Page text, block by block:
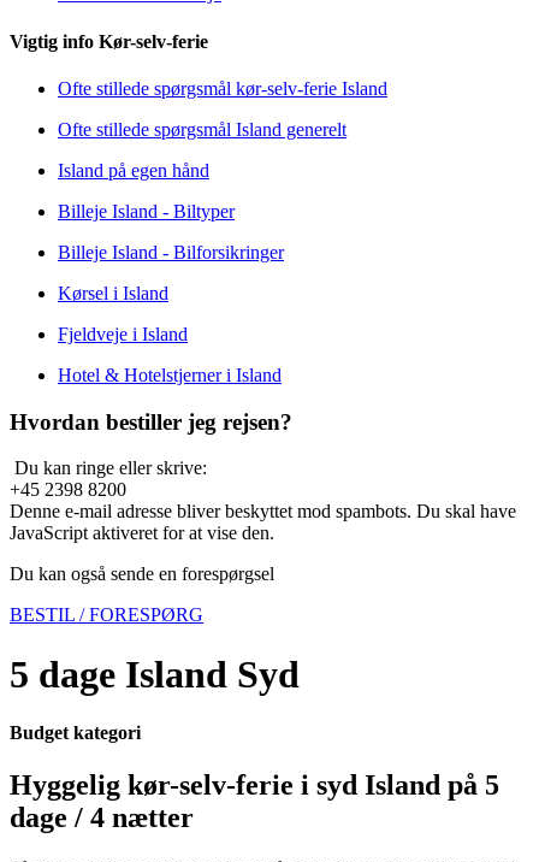
Vigtig info Kør-selv-ferie
Ofte stillede spørgsmål kør-selv-ferie Island
Ofte stillede spørgsmål Island generelt
Island på egen hånd
Billeje Island - Biltyper
Billeje Island - Bilforsikringer
Kørsel i Island
Fjeldveje i Island
Hotel & Hotelstjerner i Island
Hvordan bestiller jeg rejsen?
Du kan ringe eller skrive:
+45 2398 8200
Denne e-mail adresse bliver beskyttet mod spambots. Du skal have
JavaScript aktiveret for at vise den.
Du kan også sende en forespørgsel
BESTIL / FORESPØRG
5 dage Island Syd
Budget kategori
Hyggelig kør-selv-ferie i syd Island på 5
dage / 4 nætter